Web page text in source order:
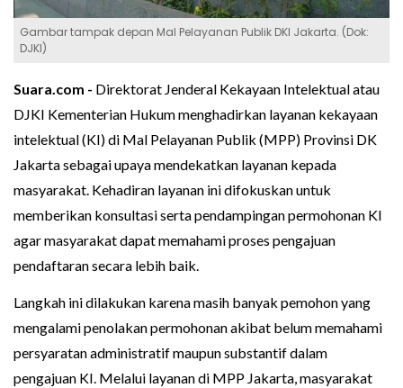
Gambar tampak depan Mal Pelayanan Publik DKI Jakarta. (Dok:
DJKI)
Suara.com - Direktorat Jenderal Kekayaan Intelektual atau
DJKI Kementerian Hukum menghadirkan layanan kekayaan
intelektual (KI) di Mal Pelayanan Publik (MPP) Provinsi DK
Jakarta sebagai upaya mendekatkan layanan kepada
masyarakat. Kehadiran layanan ini difokuskan untuk
memberikan konsultasi serta pendampingan permohonan KI
agar masyarakat dapat memahami proses pengajuan
pendaftaran secara lebih baik.
Langkah ini dilakukan karena masih banyak pemohon yang
mengalami penolakan permohonan akibat belum memahami
persyaratan administratif maupun substantif dalam
pengajuan KI. Melalui layanan di MPP Jakarta, masyarakat